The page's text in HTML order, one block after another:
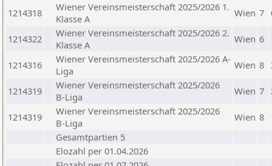
1214318
Wiener Vereinsmeisterschaft 2025/2026 1.
Klasse A
Wien 7
1214322
Wiener Vereinsmeisterschaft 2025/2026 2.
Klasse A
Wien 6
1214316
Wiener Vereinsmeisterschaft 2025/2026 A-
Liga
Wien 8
1214319
Wiener Vereinsmeisterschaft 2025/2026
B-Liga
Wien 7
1214319
Wiener Vereinsmeisterschaft 2025/2026
B-Liga
Wien 8
Gesamtpartien 5
Elozahl per 01.04.2026